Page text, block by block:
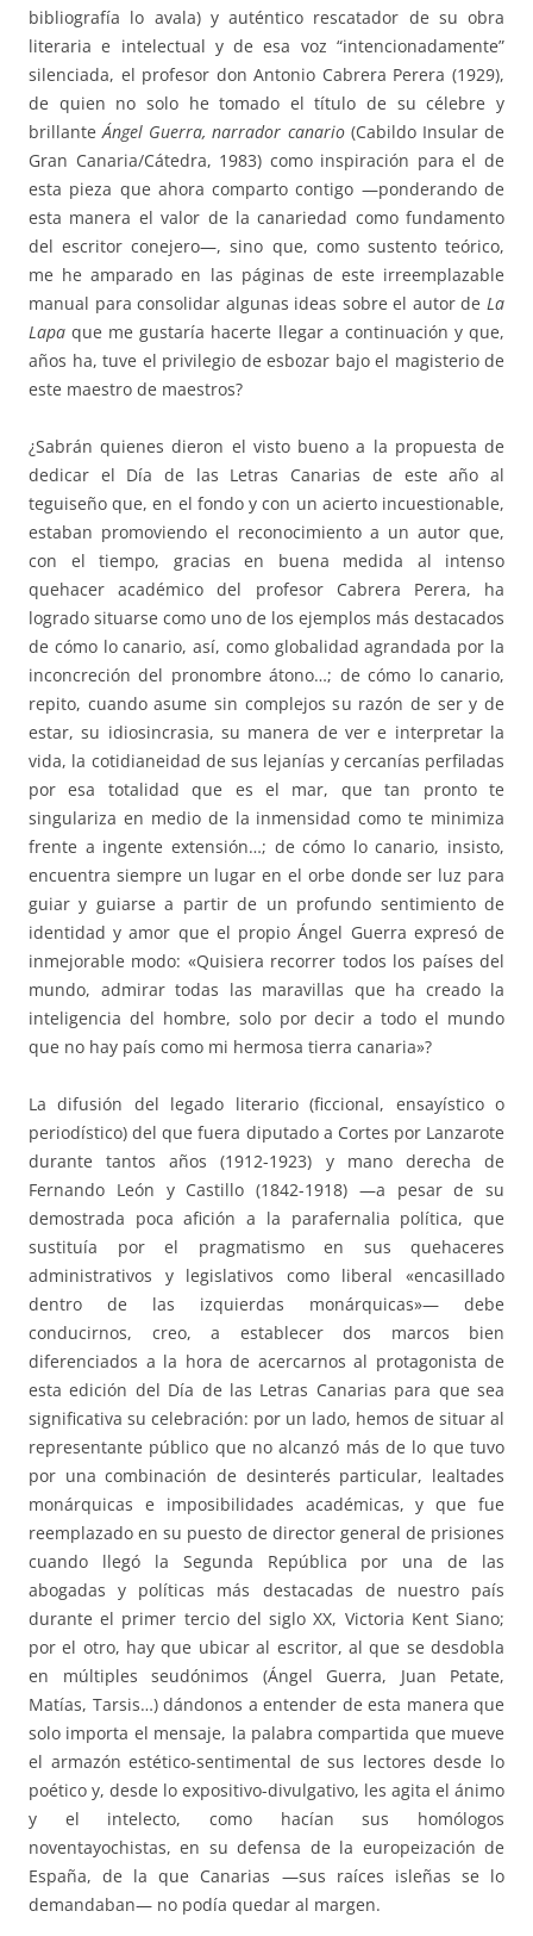
bibliografía lo avala) y auténtico rescatador de su obra
literaria e intelectual y de esa voz “intencionadamente”
silenciada, el profesor don Antonio Cabrera Perera (1929),
de quien no solo he tomado el título de su célebre y
brillanteÁngel Guerra, narrador canario (Cabildo Insular de
Gran Canaria/Cátedra, 1983) como inspiración para el de
esta pieza que ahora comparto contigo —ponderando de
esta manera el valor de la canariedad como fundamento
del escritor conejero—, sino que, como sustento teórico,
me he amparado en las páginas de este irreemplazable
manual para consolidar algunas ideas sobre el autor de La
Lapa que me gustaría hacerte llegar a continuación y que,
años ha, tuve el privilegio de esbozar bajo el magisterio de
este maestro de maestros?
¿Sabrán quienes dieron el visto bueno a la propuesta de
dedicar el Día de las Letras Canarias de este año al
teguiseño que, en el fondo y con un acierto incuestionable,
estaban promoviendo el reconocimiento a un autor que,
con el tiempo, gracias en buena medida al intenso
quehacer académico del profesor Cabrera Perera, ha
logrado situarse como uno de los ejemplos más destacados
de cómo lo canario, así, como globalidad agrandada por la
inconcreción del pronombre átono…; de cómo lo canario,
repito, cuando asume sin complejos su razón de ser y de
estar, su idiosincrasia, su manera de ver e interpretar la
vida, la cotidianeidad de sus lejanías y cercanías perfiladas
por esa totalidad que es el mar, que tan pronto te
singulariza en medio de la inmensidad como te minimiza
frente a ingente extensión…; de cómo lo canario, insisto,
encuentra siempre un lugar en el orbe donde ser luz para
guiar y guiarse a partir de un profundo sentimiento de
identidad y amor que el propio Ángel Guerra expresó de
inmejorable modo: «Quisiera recorrer todos los países del
mundo, admirar todas las maravillas que ha creado la
inteligencia del hombre, solo por decir a todo el mundo
que no hay país como mi hermosa tierra canaria»?
La difusión del legado literario (ficcional, ensayístico o
periodístico) del que fuera diputado a Cortes por Lanzarote
durante tantos años (1912-1923) y mano derecha de
Fernando León y Castillo (1842-1918) —a pesar de su
demostrada poca afición a la parafernalia política, que
sustituía por el pragmatismo en sus quehaceres
administrativos y legislativos como liberal «encasillado
dentro de las izquierdas monárquicas»— debe
conducirnos, creo, a establecer dos marcos bien
diferenciados a la hora de acercarnos al protagonista de
esta edición del Día de las Letras Canarias para que sea
significativa su celebración: por un lado, hemos de situar al
representante público que no alcanzó más de lo que tuvo
por una combinación de desinterés particular, lealtades
monárquicas e imposibilidades académicas, y que fue
reemplazado en su puesto de director general de prisiones
cuando llegó la Segunda República por una de las
abogadas y políticas más destacadas de nuestro país
durante el primer tercio del siglo XX, Victoria Kent Siano;
por el otro, hay que ubicar al escritor, al que se desdobla
en múltiples seudónimos (Ángel Guerra, Juan Petate,
Matías, Tarsis…) dándonos a entender de esta manera que
solo importa el mensaje, la palabra compartida que mueve
el armazón estético-sentimental de sus lectores desde lo
poético y, desde lo expositivo-divulgativo, les agita el ánimo
y el intelecto, como hacían sus homólogos
noventayochistas, en su defensa de la europeización de
España, de la que Canarias —sus raíces isleñas se lo
demandaban— no podía quedar al margen.